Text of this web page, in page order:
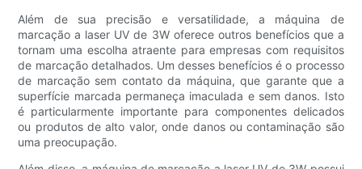
Além de sua precisão e versatilidade, a máquina de
marcação a laser UV de 3W oferece outros benefícios que a
tornam uma escolha atraente para empresas com requisitos
de marcação detalhados. Um desses benefícios é o processo
de marcação sem contato da máquina, que garante que a
superfície marcada permaneça imaculada e sem danos. Isto
é particularmente importante para componentes delicados
ou produtos de alto valor, onde danos ou contaminação são
uma preocupação.